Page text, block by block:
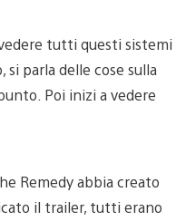
tutti questi sistemi
parla delle cose sulla
Poi inizi a vedere
Remedy abbia creato
il trailer, tutti erano